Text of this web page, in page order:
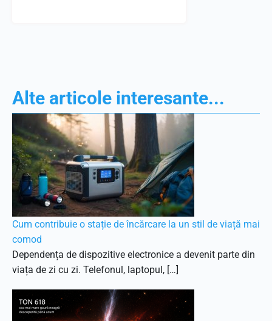
Alte articole interesante...
Cum contribuie o stație de încărcare la un stil de viață mai
comod
Dependența de dispozitive electronice a devenit parte din
viața de zi cu zi. Telefonul, laptopul, […]